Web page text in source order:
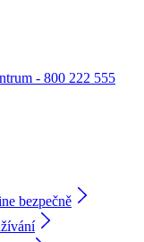
- 800 222 555
bezpečně